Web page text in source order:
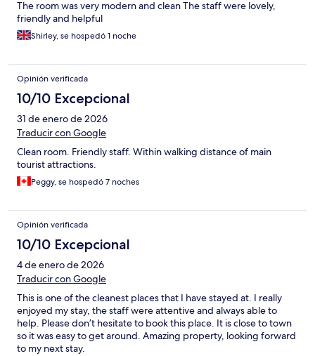
The room was very modern and clean The staff were lovely,
friendly and helpful
Shirley, se hospedó 1 noche
Opinión verificada
10/10 Excepcional
31 de enero de 2026
Traducir con Google
Clean room. Friendly staff. Within walking distance of main
tourist attractions.
Peggy, se hospedó 7 noches
Opinión verificada
10/10 Excepcional
4 de enero de 2026
Traducir con Google
This is one of the cleanest places that I have stayed at. I really
enjoyed my stay, the staff were attentive and always able to
help. Please don’t hesitate to book this place. It is close to town
so it was easy to get around. Amazing property, looking forward
to my next stay.